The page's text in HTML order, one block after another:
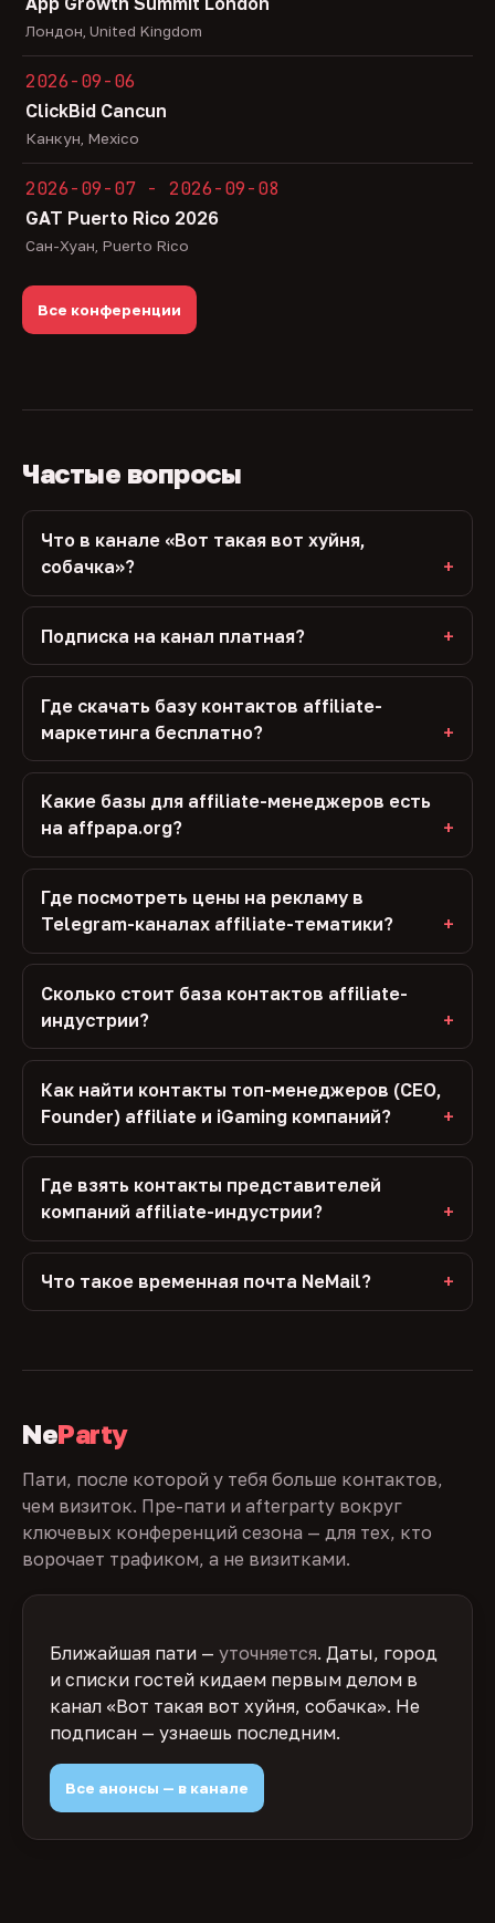
Лондон, United Kingdom
2026-09-06
ClickBid Cancun
Канкун, Mexico
2026-09-07 - 2026-09-08
GAT Puerto Rico 2026
Сан-Хуан, Puerto Rico
Все конференции
Частые вопросы
Что в канале «Вот такая вот хуйня,
собачка»?
Подписка на канал платная?
Где скачать базу контактов affiliate-
маркетинга бесплатно?
Какие базы для affiliate-менеджеров есть
на affpapa.org?
Где посмотреть цены на рекламу в
Telegram-каналах affiliate-тематики?
Сколько стоит база контактов affiliate-
индустрии?
Как найти контакты топ-менеджеров (CEO,
Founder) affiliate и iGaming компаний?
Где взять контакты представителей
компаний affiliate-индустрии?
Что такое временная почта NeMail?
NeParty
Пати, после которой у тебя больше контактов,
чем визиток. Пре-пати и afterparty вокруг
ключевых конференций сезона — для тех, кто
ворочает трафиком, а не визитками.
Ближайшая пати — уточняется. Даты, город
и списки гостей кидаем первым делом в
канал «Вот такая вот хуйня, собачка». Не
подписан — узнаешь последним.
Все анонсы — в канале